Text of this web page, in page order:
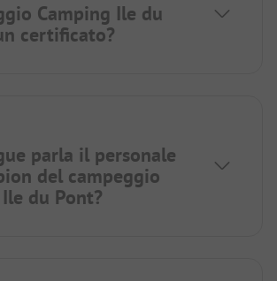
Camping Ile du
certificato?
parla il personale
del campeggio
du Pont?